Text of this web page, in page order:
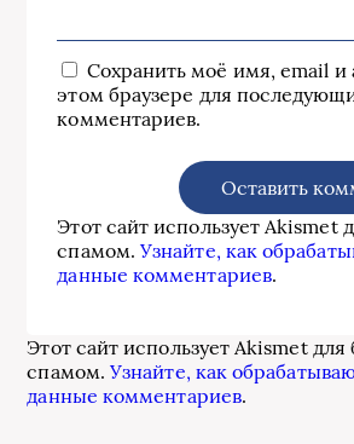
Сохранить моё имя, email и
этом браузере для
комментариев.
Этот сайт использует Akismet
спамом.Узнайте, как
данные комментариев.
Этот сайт использует Akismet
спамом.Узнайте, как
данные комментариев.